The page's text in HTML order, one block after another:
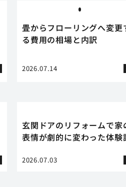
畳からフローリングへ変更
る費用の相場と内訳
2026.07.14
玄関ドアのリフォームで家
表情が劇的に変わった体験
2026.07.03